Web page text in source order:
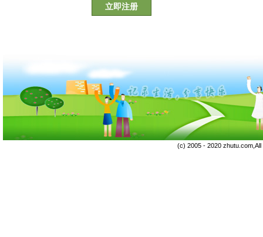
立即注册
(c) 2005 - 2020